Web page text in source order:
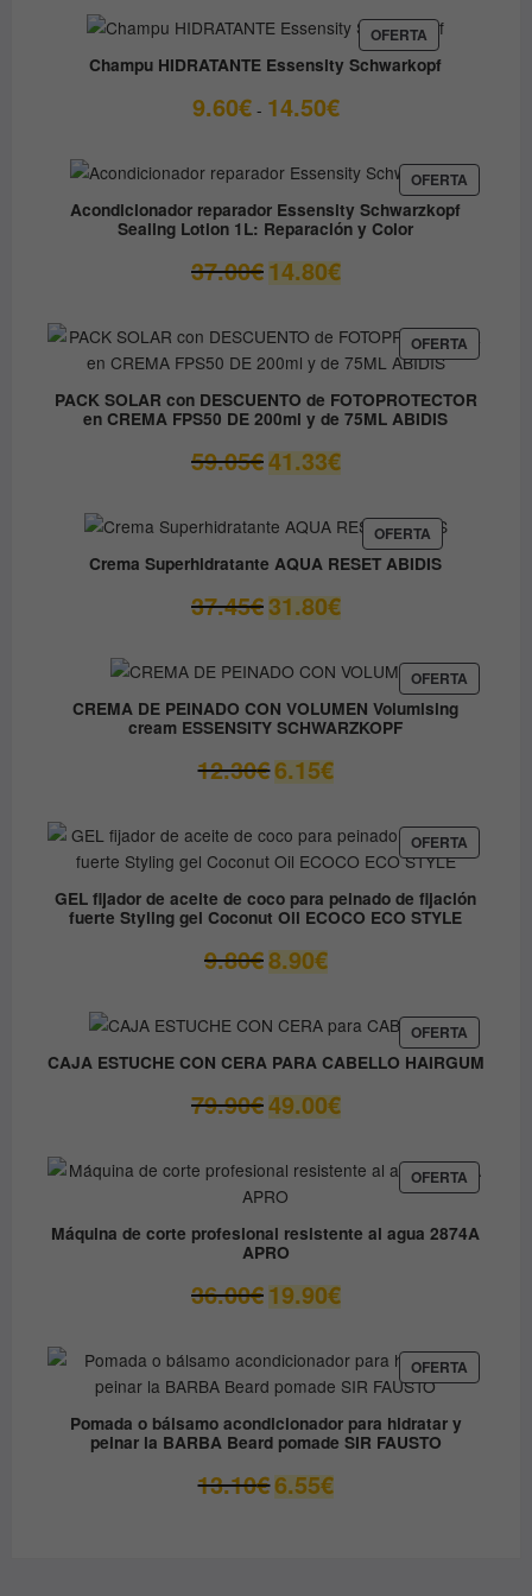
OFERTA PRODUCTO
EN
OFERTA
Champu HIDRATANTE Essensity Schwarkopf
9.60€ - 14.50€Rango
desde
9.60€
hasta
14.50€
OFERTA
EN
Acondicionador reparador Essensity Schwarzkopf
Sealing Lotion 1L: Reparación y Color
37.00€ El
precio
era:
37.00€.
14.80€El
precio
es:
14.80€.
OFERTA
EN
PACK SOLAR con DESCUENTO de FOTOPROTECTOR
en CREMA FPS50 DE 200ml y de 75ML ABIDIS
59.05€ El
precio
era:
59.05€.
41.33€El
precio
es:
41.33€.
OFERTAPRODUCTO
EN
OFERTA
Crema Superhidratante AQUA RESET ABIDIS
37.45€ El
precio
era:
37.45€.
31.80€El
precio
es:
31.80€.
OFERTA
EN
CREMA DE PEINADO CON VOLUMEN Volumising
cream ESSENSITY SCHWARZKOPF
12.30€El
precio
era:
12.30€.
6.15€El
precio
es:
6.15€.
OFERTA
EN
GEL fijador de aceite de coco para peinado de fijación
fuerte Styling gel Coconut Oil ECOCO ECO STYLE
9.80€ El
precio
era:
9.80€.
8.90€El
precio
es:
8.90€.
OFERTA
EN
OFERTA
CAJA ESTUCHE CON CERA PARA CABELLO HAIRGUM
79.90€ El
precio
era:
79.90€.
49.00€El
precio
es:
OFERTA
EN
Máquina de corte profesional resistente al agua 2874A
APRO
36.00€ El
precio
era:
36.00€.
19.90€El
precio
es:
19.90€.
OFERTA
EN
Pomada o bálsamo acondicionador para hidratar y
peinar la BARBA Beard pomade SIR FAUSTO
13.10€El
precio
6.55€El
precio